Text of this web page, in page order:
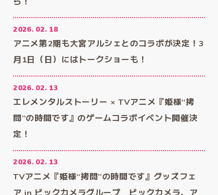
2026. 02. 18
アニメ第2期も大宮アルシェとのコラボが決定！3
月1日（日）にはトークショーも！
2026. 02. 13
エレメンタルストーリー × TVアニメ『姫様“拷
問”の時間です』のゲームコラボイベント開催決
定！
2026. 02. 13
TVアニメ『姫様“拷問”の時間です』グッズフェ
ア in ビックカメラグループ ビックカメラ、ア